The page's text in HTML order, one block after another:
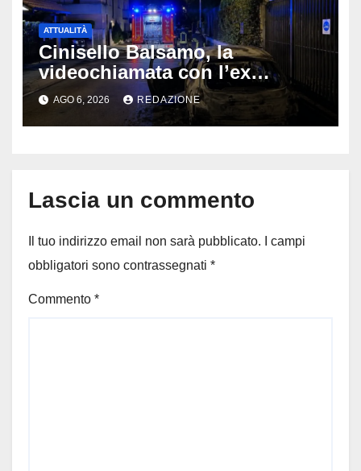
ATTUALITÀ
Cinisello Balsamo, la
videochiamata con l’ex
fidanzata e il dramma: 35enne
lotta tra la vita e la morte
AGO 6, 2026 REDAZIONE
Lascia un commento
Il tuo indirizzo email non sarà pubblicato.
I campi
obbligatori sono contrassegnati *
Commento *